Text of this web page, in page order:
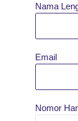
Nama
Email
Nomor